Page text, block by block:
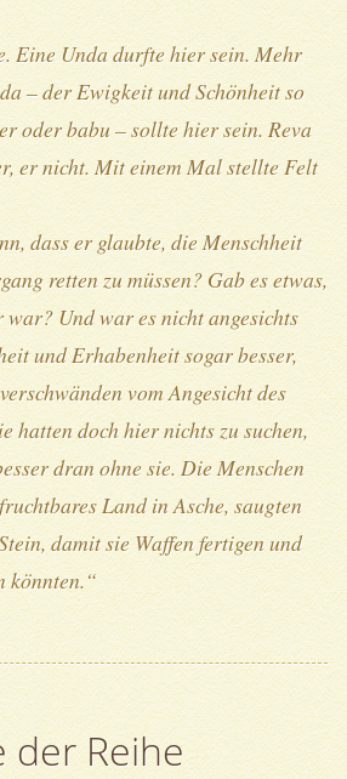
Eine Unda durfte hier sein. Mehr
– der Ewigkeit und Schönheit so
oder babu – sollte hier sein. Reva
er nicht. Mit einem Mal stellte Felt
dass er glaubte, die Menschheit
retten zu müssen? Gab es etwas,
war? Und war es nicht angesichts
und Erhabenheit sogar besser,
vom Angesicht des
hatten doch hier nichts zu suchen,
dran ohne sie. Die Menschen
Land in Asche, saugten
damit sie Waffen fertigen und
könnten.“
der Reihe